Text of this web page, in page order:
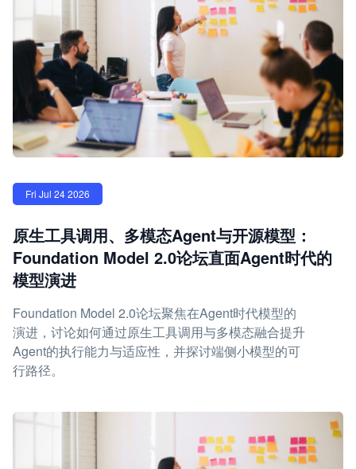
Fri Jul 24 2026
原生工具调用、多模态Agent与开源模型：
Foundation Model 2.0论坛直面Agent时代的
模型演进
Foundation Model 2.0论坛聚焦在Agent时代模型的
演进，讨论如何通过原生工具调用与多模态融合提升
Agent的执行能力与适应性，并探讨端侧小模型的可
行路径。